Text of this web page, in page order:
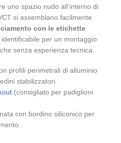
uno spazio nudo all’interno di
si assemblano facilmente
con le etichette
per un montaggio
senza esperienza tecnica.
profili perimetrali di alluminio
stabilizzatori.
(consigliato per padiglioni
con bordino siliconico per